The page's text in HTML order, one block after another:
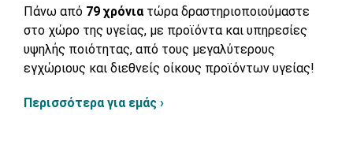
Πάνω από 79 χρόνια τώρα δραστηριοποιούμαστε
στο χώρο της υγείας, με προϊόντα και υπηρεσίες
υψηλής ποιότητας, από τους μεγαλύτερους
εγχώριους και διεθνείς οίκους προϊόντων υγείας!
Περισσότερα για εμάς ›